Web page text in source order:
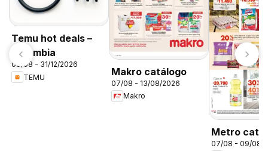
Temu hot deals –
Colombia
09/08 - 31/12/2026
TEMU
Makro catálogo
07/08 - 13/08/2026
Makro
Metro
07/08 - 09/08/